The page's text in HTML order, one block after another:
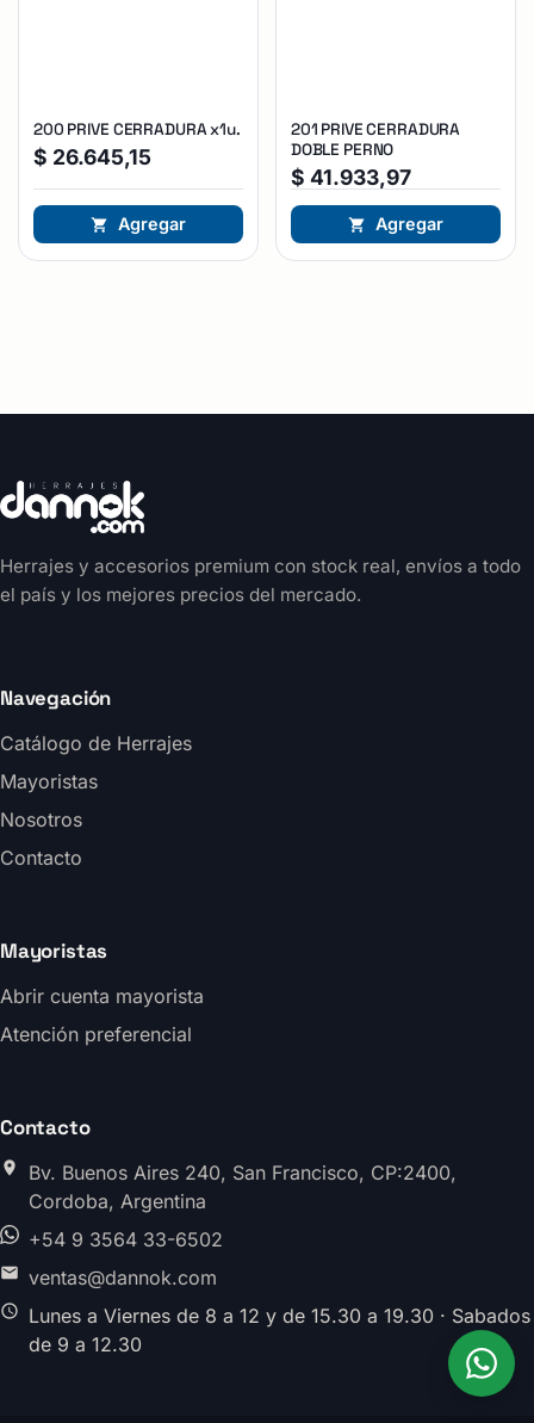
200 PRIVE CERRADURA x1u.
$ 26.645,15
Agregar
201 PRIVE CERRADURA
DOBLE PERNO
$ 41.933,97
Agregar
Herrajes y accesorios premium con stock real, envíos a todo
el país y los mejores precios del mercado.
Navegación
Catálogo de Herrajes
Mayoristas
Nosotros
Contacto
Mayoristas
Abrir cuenta mayorista
Atención preferencial
Contacto
Bv. Buenos Aires 240, San Francisco, CP:2400,
Cordoba, Argentina
+54 9 3564 33-6502
ventas@dannok.com
Lunes a Viernes de 8 a 12 y de 15.30 a 19.30 · Sabados
de 9 a 12.30